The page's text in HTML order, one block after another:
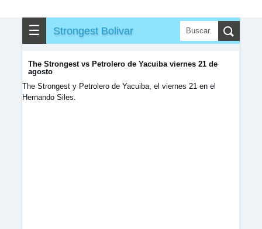
☰ Strongest Bolivar
The Strongest vs Petrolero de Yacuiba viernes 21 de
agosto
The Strongest y Petrolero de Yacuiba, el viernes 21 en el
Hernando Siles.